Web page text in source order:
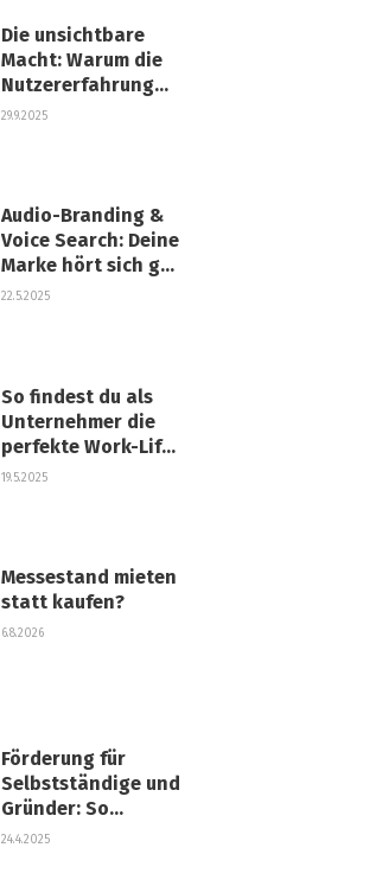
Die unsichtbare
Macht: Warum die
Nutzererfahrung
über den Erfolg
29.9.2025
Audio-Branding &
Voice Search: Deine
Marke hört sich gut
an
22.5.2025
So findest du als
Unternehmer die
perfekte Work-Life-
Balance
19.5.2025
Messestand mieten
statt kaufen?
6.8.2026
Förderung für
Selbstständige und
Gründer: So
sicherst Du Dir
24.4.2025